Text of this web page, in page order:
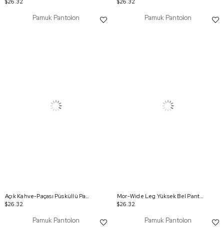
$26.32
$26.32
Pamuk Pantolon
Açık Kahve-Paçası Püsküllü Pantolon
$26.32
Pamuk Pantolon
Mor-Wide Leg Yüksek Bel Pantolon
$26.32
Pamuk Pantolon Pamuk Pantolon